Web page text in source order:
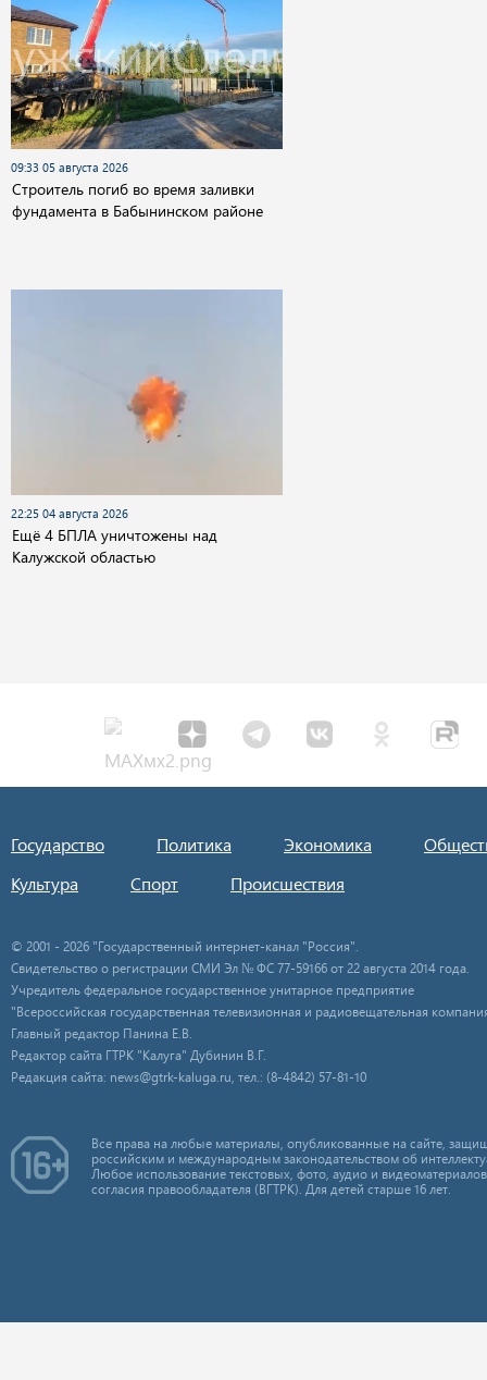
09:33 05 августа 2026
Строитель погиб во время заливки
фундамента в Бабынинском районе
22:25 04 августа 2026
Ещё 4 БПЛА уничтожены над
Калужской областью
Государство Политика Экономика
Культура
Спорт Происшествия
© 2001 - 2026 "Государственный интернет-канал "Россия".
Свидетельство о регистрации СМИ Эл № ФС 77-59166 от 22 августа 2014 года.
Учредитель федеральное государственное унитарное предприятие
"Всероссийская государственная телевизионная и радиовещательная
Главный редактор Панина Е.В.
Редактор сайта ГТРК "Калуга" Дубинин В.Г.
Редакция сайта: news@gtrk-kaluga.ru, тел.: (8-4842) 57-81-10
Все права на любые материалы, опубликованные на сайте,
российским и международным законодательством об
Любое использование текстовых, фото, аудио и
согласия правообладателя (ВГТРК). Для детей старше 16 лет.